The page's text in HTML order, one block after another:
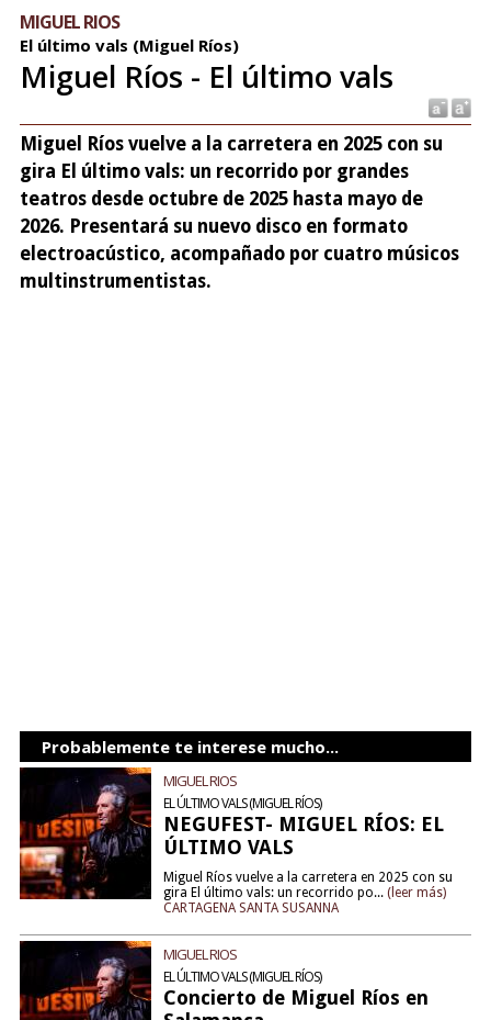
MIGUEL RIOS
El último vals (Miguel Ríos)
Miguel Ríos - El último vals
Miguel Ríos vuelve a la carretera en 2025 con su
gira El último vals: un recorrido por grandes
teatros desde octubre de 2025 hasta mayo de
2026. Presentará su nuevo disco en formato
electroacústico, acompañado por cuatro músicos
multinstrumentistas.
Probablemente te interese mucho...
MIGUEL RIOS
EL ÚLTIMO VALS (MIGUEL RÍOS)
NEGUFEST- MIGUEL RÍOS: EL
ÚLTIMO VALS
Miguel Ríos vuelve a la carretera en 2025 con su
gira El último vals: un recorrido po... (leer más)
CARTAGENA SANTA SUSANNA
MIGUEL RIOS
EL ÚLTIMO VALS (MIGUEL RÍOS)
Concierto de Miguel Ríos en